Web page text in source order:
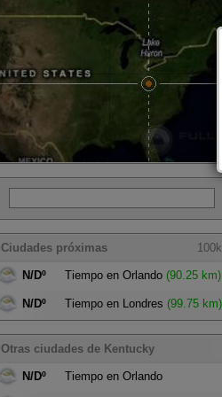
Ciudades próximas
N/Dº Tiempo en Orlando (90.25 km)
N/Dº Tiempo en Londres (99.75 km)
Otras ciudades de Kentucky
N/Dº Tiempo en Orlando